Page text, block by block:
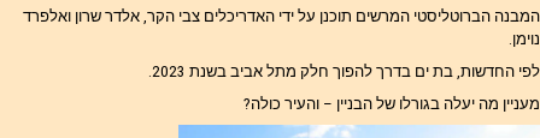
המבנה הברוטליסטי המרשים תוכנן על ידי האדריכלים צבי הקר, אלדר שרון ואלפרד
נוימן.
לפי החדשות, בת ים בדרך להפוך חלק מתל אביב בשנת 2023.
מעניין מה יעלה בגורלו של הבניין – והעיר כולה?